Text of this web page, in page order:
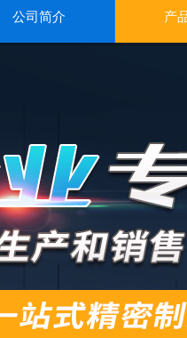
公司简介 产